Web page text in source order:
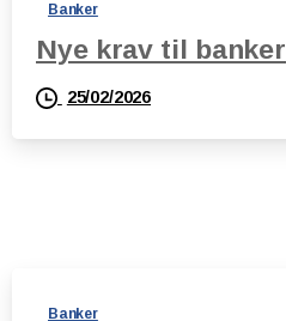
Banker
Nye krav til banker
25/02/2026
Banker